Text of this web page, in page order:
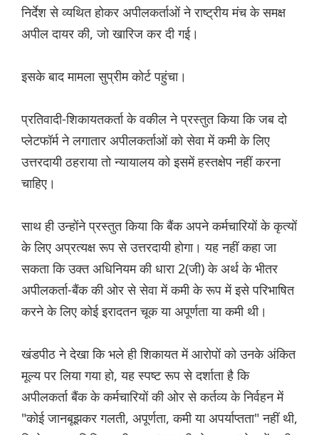
निर्देश से व्यथित होकर अपीलकर्ताओं ने राष्ट्रीय मंच के समक्ष
अपील दायर की, जो खारिज कर दी गई।
इसके बाद मामला सुप्रीम कोर्ट पहुंचा।
प्रतिवादी-शिकायतकर्ता के वकील ने प्रस्तुत किया कि जब दो
प्लेटफॉर्म ने लगातार अपीलकर्ताओं को सेवा में कमी के लिए
उत्तरदायी ठहराया तो न्यायालय को इसमें हस्तक्षेप नहीं करना
चाहिए।
साथ ही उन्होंने प्रस्तुत किया कि बैंक अपने कर्मचारियों के कृत्यों
के लिए अप्रत्यक्ष रूप से उत्तरदायी होगा। यह नहीं कहा जा
सकता कि उक्त अधिनियम की धारा 2(जी) के अर्थ के भीतर
अपीलकर्ता-बैंक की ओर से सेवा में कमी के रूप में इसे परिभाषित
करने के लिए कोई इरादतन चूक या अपूर्णता या कमी थी।
खंडपीठ ने देखा कि भले ही शिकायत में आरोपों को उनके अंकित
मूल्य पर लिया गया हो, यह स्पष्ट रूप से दर्शाता है कि
अपीलकर्ता बैंक के कर्मचारियों की ओर से कर्तव्य के निर्वहन में
"कोई जानबूझकर गलती, अपूर्णता, कमी या अपर्याप्तता" नहीं थी,